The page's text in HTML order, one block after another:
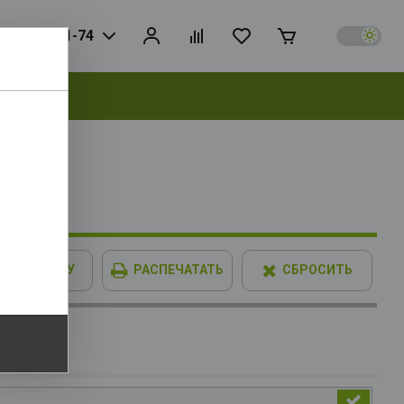
728-81-74
В КОРЗИНУ РАСПЕЧАТАТЬ СБРОСИТЬ